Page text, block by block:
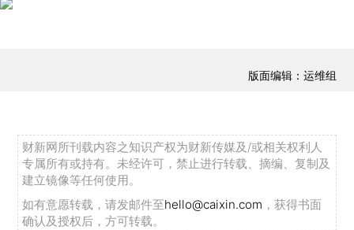
版面编辑：运维组
财新网所刊载内容之知识产权为财新传媒及/或相关权利人
专属所有或持有。未经许可，禁止进行转载、摘编、复制及
建立镜像等任何使用。
如有意愿转载，请发邮件至hello@caixin.com ，获得书面
确认及授权后，方可转载。